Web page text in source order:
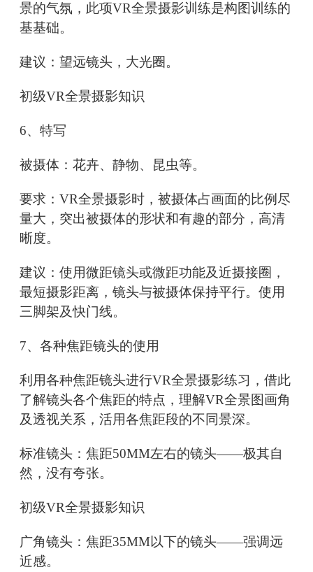
景的气氛，此项VR全景摄影训练是构图训练的
基基础。
建议：望远镜头，大光圈。
初级VR全景摄影知识
6、特写
被摄体：花卉、静物、昆虫等。
要求：VR全景摄影时，被摄体占画面的比例尽
量大，突出被摄体的形状和有趣的部分，高清
晰度。
建议：使用微距镜头或微距功能及近摄接圈，
最短摄影距离，镜头与被摄体保持平行。使用
三脚架及快门线。
7、各种焦距镜头的使用
利用各种焦距镜头进行VR全景摄影练习，借此
了解镜头各个焦距的特点，理解VR全景图画角
及透视关系，活用各焦距段的不同景深。
标准镜头：焦距50MM左右的镜头——极其自
然，没有夸张。
初级VR全景摄影知识
广角镜头：焦距35MM以下的镜头——强调远
近感。